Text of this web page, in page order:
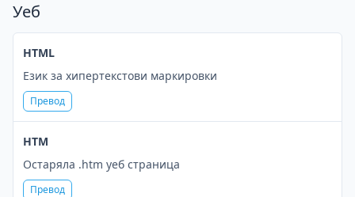
Уеб
HTML
Език за хипертекстови маркировки
Превод
HTM
Остаряла .htm уеб страница
Превод